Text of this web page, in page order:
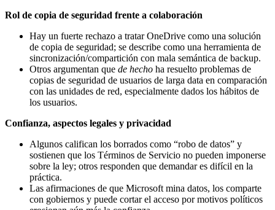
Rol de copia de seguridad frente a colaboración
Hay un fuerte rechazo a tratar OneDrive como una solución
de copia de seguridad; se describe como una herramienta de
sincronización/compartición con mala semántica de backup.
Otros argumentan que de hecho ha resuelto problemas de
copias de seguridad de usuarios de larga data en comparación
con las unidades de red, especialmente dados los hábitos de
los usuarios.
Confianza, aspectos legales y privacidad
Algunos califican los borrados como “robo de datos” y
sostienen que los Términos de Servicio no pueden imponerse
sobre la ley; otros responden que demandar es difícil en la
práctica.
Las afirmaciones de que Microsoft mina datos, los comparte
con gobiernos y puede cortar el acceso por motivos políticos